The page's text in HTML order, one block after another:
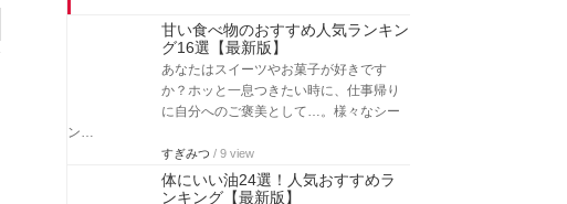
甘い食べ物のおすすめ人気ランキン
グ16選【最新版】
あなたはスイーツやお菓子が好きです
か？ホッと一息つきたい時に、仕事帰り
に自分へのご褒美として…。様々なシー
ン…
すぎみつ / 9 view
体にいい油24選！人気おすすめラ
ンキング【最新版】